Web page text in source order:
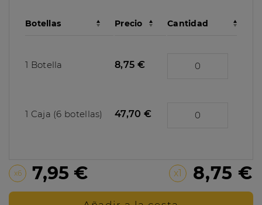
Botellas Precio Cantidad
1 Botella 8,75 €
1 Caja (6 botellas) 47,70 €
x6 7,95 € x1 8,75 €